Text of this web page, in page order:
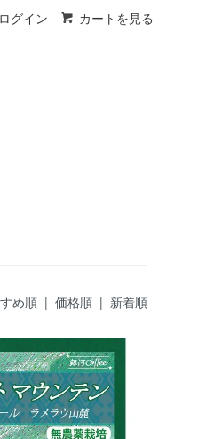
ログイン カートを見る
め順 | 価格順 | 新着順